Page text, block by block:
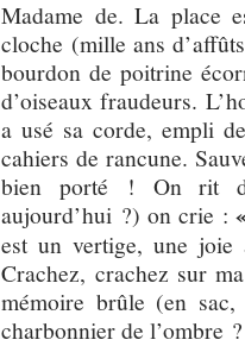
Madame de. La place
cloche (mille ans
bourdon de poitrine
d’oiseaux fraudeurs.
a usé sa corde, empli
cahiers de rancune.
bien porté ! On rit
aujourd’hui ?) on crie :
est un vertige, une
Crachez, crachez sur
mémoire brûle (en
charbonnier de l’ombre ?